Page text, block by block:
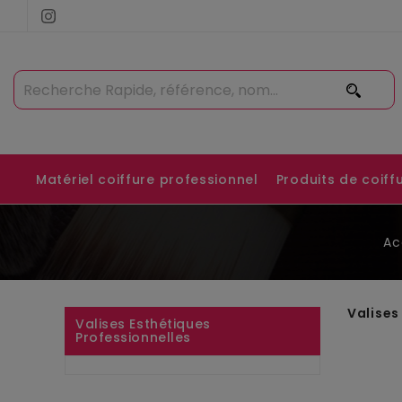
Matériel coiffure professionnel Produits de
Valises Esthétiques
Professionnelles